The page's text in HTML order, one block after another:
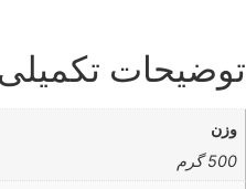
تکمیلی
وزن
500 گرم